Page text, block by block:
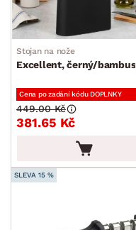
SKLADOVOST
Stojan na nože
Excellent, černý/bambus
Cena po zadání kódu DOPLNKY
381.65 Kč
449.00 Kč
SLEVA 15 %